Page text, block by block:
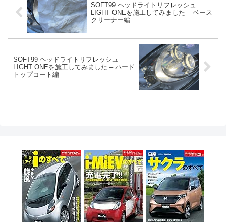
SOFT99 ヘッドライトリフレッシュ
LIGHT ONEを施工してみました – ベース
クリーナー編
SOFT99 ヘッドライトリフレッシュ
LIGHT ONEを施工してみました – ハード
トップコート編